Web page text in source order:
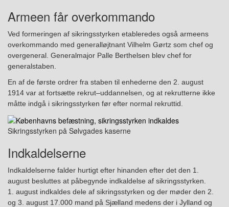
Armeen får overkommando
Ved formeringen af sikringsstyrken etableredes også armeens
overkommando med generalløjtnant Vilhelm Gørtz som chef og
overgeneral. Generalmajor Palle Berthelsen blev chef for
generalstaben.
En af de første ordrer fra staben til enhederne den 2. august
1914 var at fortsætte rekrut–uddannelsen, og at rekrutterne ikke
måtte indgå i sikringsstyrken før efter normal rekruttid.
Sikringsstyrken på Sølvgades kaserne
Indkaldelserne
Indkaldelserne falder hurtigt efter hinanden efter det den 1.
august besluttes at påbegynde indkaldelse af sikringsstyrken.
1. august indkaldes dele af sikringsstyrken og der møder den 2.
og 3. august 17.000 mand på Sjælland medens der i Jylland og